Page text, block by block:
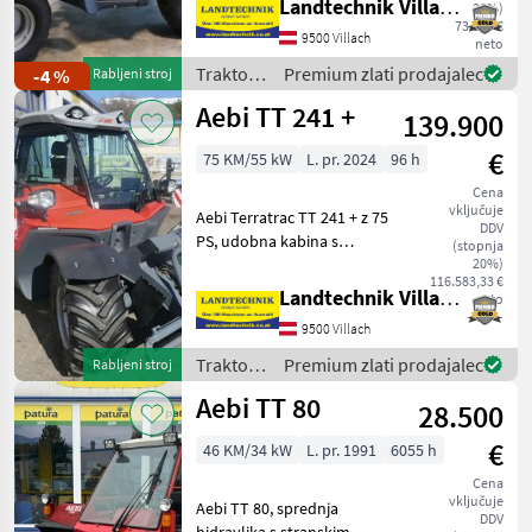
Antonio Carraro
17
Rasant
8
Sonstige
4
Carraro
2
Prikaži
vse (8)
MARKETPLACE
Marketplace
Ponudbe
trgovcev
Mali
oglasi
-4 % Rabljeni stroj
20%)
73.520 €
neto
pnevmatike: 31x15.50-15 / 6
Terra, kabina s polnim
pregledom, opre
Landtechnik Villach GmbH
9500 Villach
Traktor /
Aebi
Premium zlati prodajalec
Rabljeni stroj
Aebi TT 241 +
139.900
€
Cena
vključuje
DDV
(stopnja
20%)
116.583,33 €
neto
75 KM/55 kW L. pr. 2024 96 h
Aebi Terratrac TT 241 + z 75
PS, udobna kabina s
naslonjalom za roko za
voznika, brezstopenjski
hidrostatični pogon z
dvema mehanskima
prestavam
Landtechnik Villach GmbH
9500 Villach
Traktor /
Aebi
Premium zlati prodajalec
Aebi TT 80
28.500
€
Cena
vključuje
DDV
46 KM/34 kW L. pr. 1991 6055 h
Aebi TT 80, sprednja